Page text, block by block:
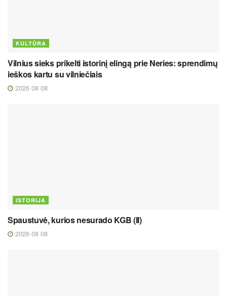
KULTŪRA
Vilnius sieks prikelti istorinį elingą prie Neries: sprendimų
ieškos kartu su vilniečiais
2026 08 08
ISTORIJA
Spaustuvė, kurios nesurado KGB (II)
2026 08 08